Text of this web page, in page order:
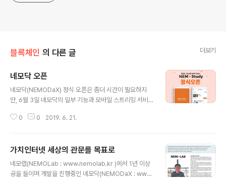
블록체인 의 다른 글 더보기
네모닥 오픈
네모닥(NEMODaX) 정식 오픈은 좀더 시간이 필요하지
만, 6월 3일 네모닥의 일부 기능과 모바일 스트리밍 서비
열어가는 가치인터넷 시대의 관문을 표방하면 개발 중인
자와 구매자가 직접 콘텐츠를 사고 팔 수 있는 오픈장터로
개발되고 있다. 네모닥에서는 동영상과 음원, 텍스트 등 다
양한 카테고리의 콘텐츠와 디자털 데이터가 사고 팔릴 것
0 0 2019. 6. 21.
가치인터넷 세상의 관문를 목표로
네모랩(NEMOLab : www.nemolab.kr )에서 1년 이상
공을 들이며 개발을 진행중인 네모닥(NEMODaX : www.